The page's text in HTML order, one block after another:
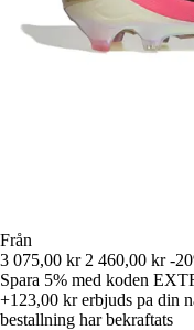
Från
3 075,00 kr 2 460,00 kr -
Spara 5% med koden
+123,00 krerbjuds pa din
bestallning har bekraftats